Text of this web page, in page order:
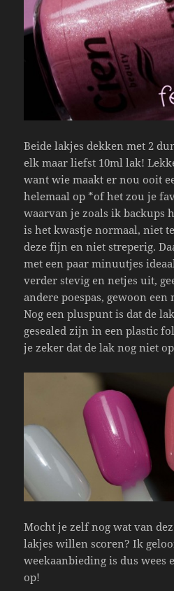
Beide lakjes dekken met 2
elk maar liefst 10ml lak!
want wie maakt er nou ooit
helemaal op *of het zou je
waarvan je zoals ik backups
is het kwastje normaal, niet
deze fijn en niet streperig.
met een paar minuutjes
verder stevig en netjes uit,
andere poespas, gewoon
Nog een pluspunt is dat de
gesealed zijn in een plastic
je zeker dat de lak nog niet
Mocht je zelf nog wat van
lakjes willen scoren? Ik
weekaanbieding is dus wees
op!